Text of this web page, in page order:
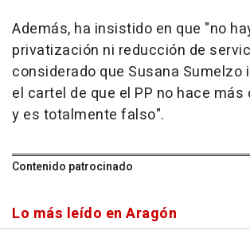
Además, ha insistido en que "no
privatización ni reducción de
considerado que Susana Sumelzo
el cartel de que el PP no hace
y es totalmente falso".
Contenido patrocinado
Lo más leído en Aragón